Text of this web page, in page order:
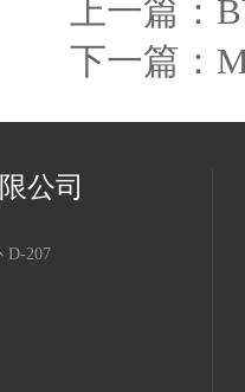
上一篇：
下一篇：
公司
D-207